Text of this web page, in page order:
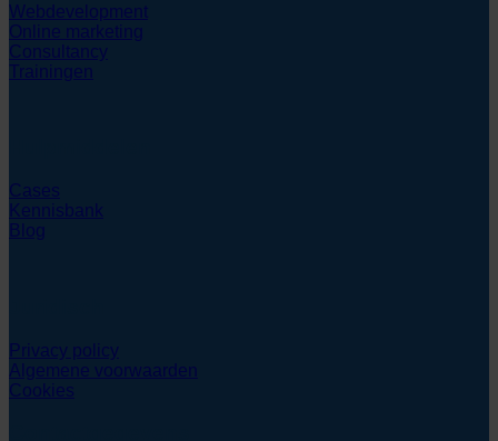
Webdevelopment
Online marketing
Consultancy
Trainingen
Cases
Kennisbank
Blog
Privacy policy
Algemene voorwaarden
Cookies